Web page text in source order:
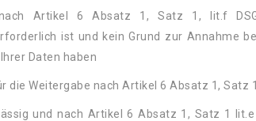
Artikel 6 Absatz 1, Satz 1, lit.f
ist und kein Grund zur Annahme
Daten haben
die Weitergabe nach Artikel 6 Absatz 1,
und nach Artikel 6 Absatz 1, Satz 1